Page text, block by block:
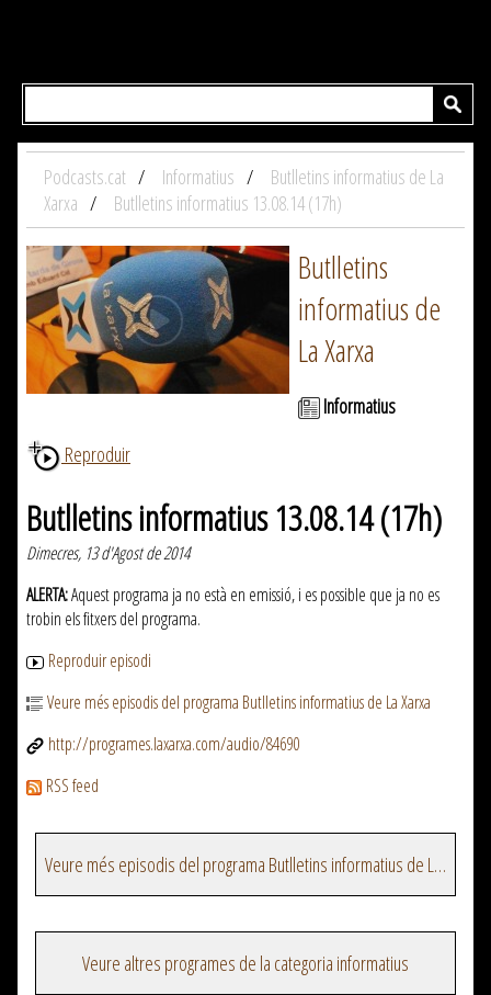
Podcasts.cat Informatius
Butlletins informatius de La
Xarxa
Butlletins informatius 13.08.14 (17h)
Butlletins
informatius de
La Xarxa
Informatius
Reproduir
Butlletins informatius 13.08.14 (17h)
Dimecres, 13 d'Agost de 2014
ALERTA:Aquest programa ja no està en emissió, i es possible que ja no es
trobin els fitxers del programa.
Reproduir episodi
Veure més episodis del programa Butlletins informatius de La Xarxa
http://programes.laxarxa.com/audio/84690
RSS feed
Veure més episodis del programa Butlletins informatius de La Xarxa
Veure altres programes de la categoria informatius